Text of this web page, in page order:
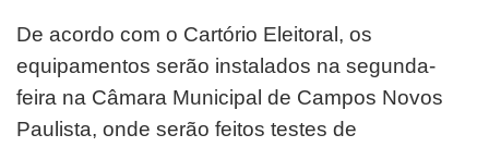
De acordo com o Cartório Eleitoral, os
equipamentos serão instalados na segunda-
feira na Câmara Municipal de Campos Novos
Paulista, onde serão feitos testes de